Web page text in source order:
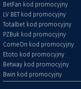
BetFan kod promocyjny
LV BET kod promocyjny
Totalbet kod promocyjny
PZBuk kod promocyjny
ComeOn kod promocyjny
Etoto kod promocyjny
Betway kod promocyjny
Bwin kod promocyjny